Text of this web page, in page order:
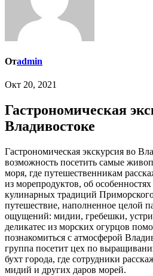
Отadmin
Окт 20, 2021
Гастрономическая
Владивостоке
Гастрономическая экскурсия во Владивостоке подарит
возможность посетить самые
моря, где путешественникам
из морепродуктов, об
кулинарных традиций
путешествие, наполненное целой
ощущений: мидии, гребешки,
деликатес из морских огурцов
познакомиться с атмосферой
группа посетит цех по
бухт города, где сотрудники
мидий и других даров морей.